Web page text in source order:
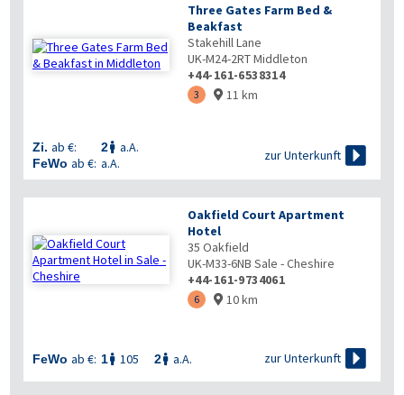
Three Gates Farm Bed &
Beakfast
Stakehill Lane
UK-M24-2RTMiddleton
+44-161-6538314
3  11 km
Zi. ab €: 2 a.A.
FeWo ab €: a.A.
zur Unterkunft 
Oakfield Court Apartment
Hotel
35 Oakfield
UK-M33-6NB Sale - Cheshire
+44-161-9734061
6  10 km
FeWo ab €: 1 105 2 a.A. zur Unterkunft 